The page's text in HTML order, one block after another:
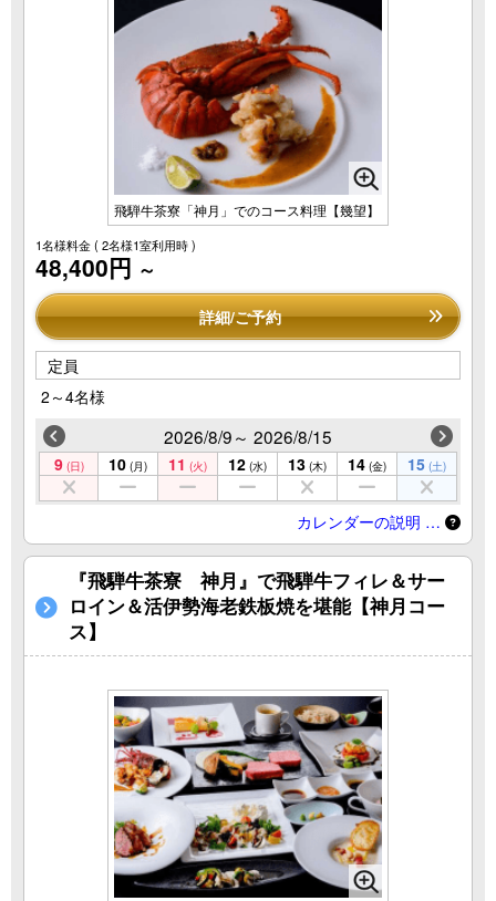
飛騨牛茶寮「神月」でのコース料理【幾望】
1名様料金( 2名様1室利用時 )
48,400円 ～
詳細/ご予約
定員
2～4名様
2026/8/9～ 2026/8/15
9 (日) 10 (月) 11 (火) 12 (水) 13 (木) 14 (金) 15 (土)
カレンダーの説明 …
『飛騨牛茶寮 神月』で飛騨牛フィレ＆サー
ロイン＆活伊勢海老鉄板焼を堪能【神月コー
ス】